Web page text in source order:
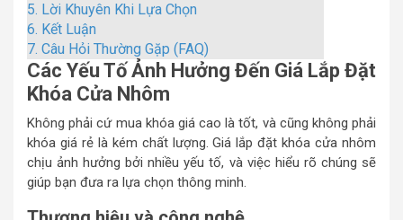
5. Lời Khuyên Khi Lựa Chọn
6. Kết Luận
7. Câu Hỏi Thường Gặp (FAQ)
Các Yếu Tố Ảnh Hưởng Đến Giá Lắp Đặt
Khóa Cửa Nhôm
Không phải cứ mua khóa giá cao là tốt, và cũng không phải
khóa giá rẻ là kém chất lượng. Giá lắp đặt khóa cửa nhôm
chịu ảnh hưởng bởi nhiều yếu tố, và việc hiểu rõ chúng sẽ
giúp bạn đưa ra lựa chọn thông minh.